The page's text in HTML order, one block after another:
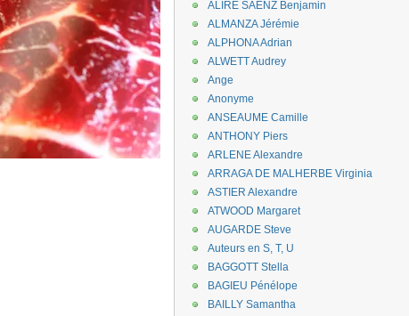
ALIRE SÁENZ Benjamin
ALMANZA Jérémie
ALPHONA Adrian
ALWETT Audrey
Ange
Anonyme
ANSEAUME Camille
ANTHONY Piers
ARLENE Alexandre
ARRAGA DE MALHERBE Virginia
ASTIER Alexandre
ATWOOD Margaret
AUGARDE Steve
Auteurs en S, T, U
BAGGOTT Stella
BAGIEU Pénélope
BAILLY Samantha